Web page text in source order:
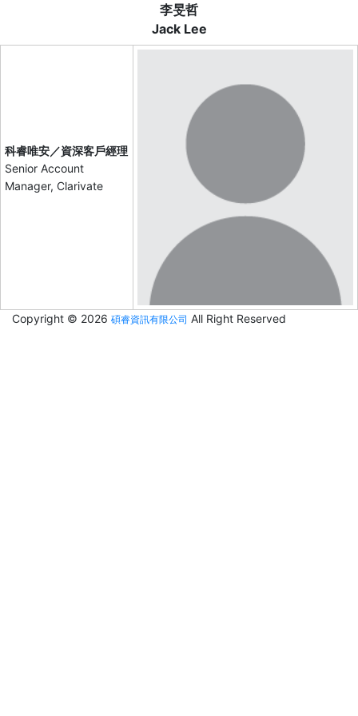
李旻哲
Jack Lee
科睿唯安／資深客戶經理
Senior Account
Manager, Clarivate
Copyright © 2026 碩睿資訊有限公司 All Right Reserved